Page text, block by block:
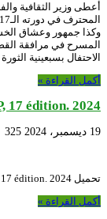
أعطى وزير الثقافية
وكذا جمهور وعشاق
الاحتفال بسبعينية
أكمل القراءة »
17 édition. 2024
19 ديسمبر، 2024 325
تحميل Catalogue FNTP, 17 édition. 2024
أكمل القراءة »